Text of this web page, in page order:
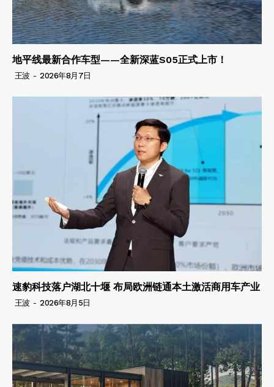
地平线最新合作车型——全新深蓝S05正式上市！
王波 - 2026年8月7日
速豹科技落户湖北十堰 布局欧洲链通本土激活商用车产业
王波 - 2026年8月5日